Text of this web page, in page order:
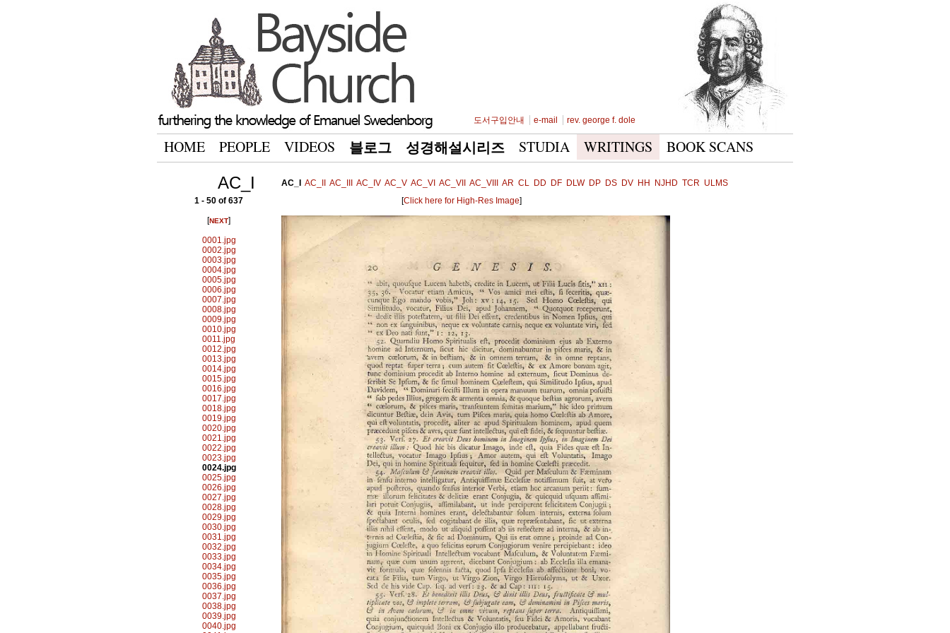
도서구입안내 e-mail rev. george f. dole
HOME PEOPLE VIDEOS 블로그 성경해설시리즈 STUDIA WRITINGS
BOOK SCANS
AC_I
AC_I AC_II AC_III AC_IV AC_V AC_VI AC_VII AC_VIII AR CL DD DF DLW DP DS DV HH NJHD TCR ULMS
1 - 50 of 637
[NEXT]
0001.jpg
0002.jpg
0003.jpg
0004.jpg
0005.jpg
0006.jpg
0007.jpg
0008.jpg
0009.jpg
0010.jpg
0011.jpg
0012.jpg
0013.jpg
0014.jpg
0015.jpg
0016.jpg
0017.jpg
0018.jpg
0019.jpg
0020.jpg
0021.jpg
0022.jpg
0023.jpg
0024.jpg
0025.jpg
0026.jpg
0027.jpg
0028.jpg
0029.jpg
0030.jpg
0031.jpg
0032.jpg
0033.jpg
0034.jpg
0035.jpg
0036.jpg
0037.jpg
0038.jpg
0039.jpg
0040.jpg
[Click here for High-Res Image]